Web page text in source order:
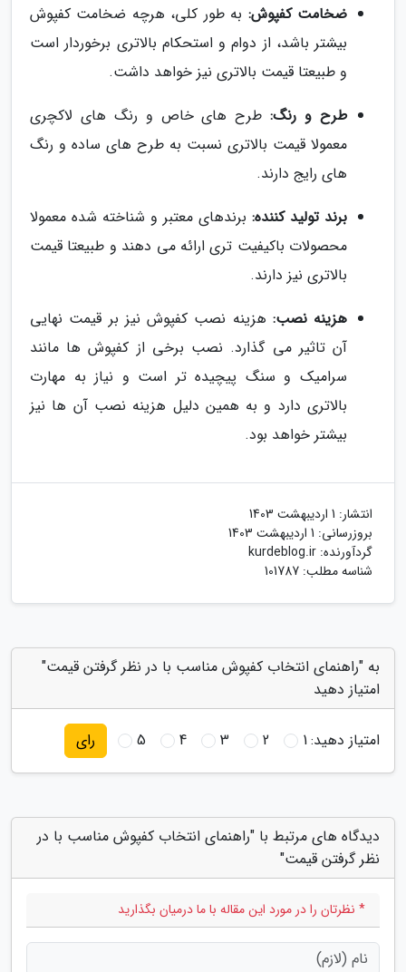
ضخامت کفپوش: به طور کلی، هرچه ضخامت کفپوش
بیشتر باشد، از دوام و استحکام بالاتری برخوردار است
و طبیعتا قیمت بالاتری نیز خواهد داشت.
طرح و رنگ:طرح های خاص و رنگ های لاکچری
معمولا قیمت بالاتری نسبت به طرح های ساده و رنگ
های رایج دارند.
برند تولید کننده: برندهای معتبر و شناخته شده معمولا
محصولات باکیفیت تری ارائه می دهند و طبیعتا قیمت
بالاتری نیز دارند.
هزینه نصب: هزینه نصب کفپوش نیز بر قیمت نهایی
آن تاثیر می گذارد. نصب برخی از کفپوش ها مانند
سرامیک و سنگ پیچیده تر است و نیاز به مهارت
بالاتری دارد و به همین دلیل هزینه نصب آن ها نیز
بیشتر خواهد بود.
انتشار: 1 اردیبهشت 1403
بروزرسانی: 1 اردیبهشت 1403
گردآورنده: kurdeblog.ir
شناسه مطلب: 101787
به "راهنمای انتخاب کفپوش مناسب با در نظر گرفتن قیمت"
امتیاز دهید
امتیاز دهید:1
2
3
4
5 رای
دیدگاه های مرتبط با "راهنمای انتخاب کفپوش مناسب با در
نظر گرفتن قیمت"
* نظرتان را در مورد این مقاله با ما درمیان بگذارید